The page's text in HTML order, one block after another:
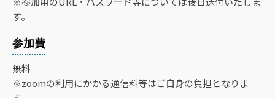
す。
参加費
無料
※zoomの利用にかかる通信料等はご自身の負担となりま